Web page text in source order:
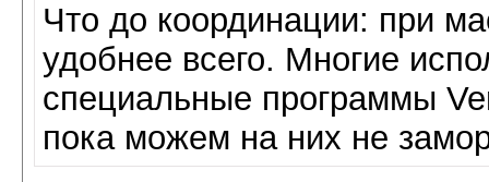
Что до координации: при
удобнее всего. Многие
специальные программы
пока можем на них не